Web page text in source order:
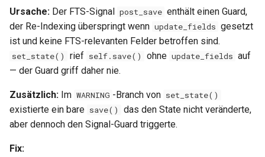
0.29.12
0.29.11
0.29.9
Ursache: Der FTS-Signal post_save enthält einen Guard,
der Re-Indexing überspringt wenn update_fields gesetzt
ist und keine FTS-relevanten Felder betroffen sind.
set_state() rief self.save() ohne update_fields auf
— der Guard griff daher nie.
Zusätzlich: Im WARNING -Branch von set_state()
existierte ein bare save()
das den State nicht veränderte,
aber dennoch den Signal-Guard triggerte.
Fix: